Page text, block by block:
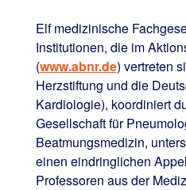
Elf medizinische
Institutionen, die im
(www.abnr.de) vertreten
Herzstiftung und die
Kardiologie), koordiniert
Gesellschaft für
Beatmungsmedizin,
einen eindringlichen
Professoren aus der